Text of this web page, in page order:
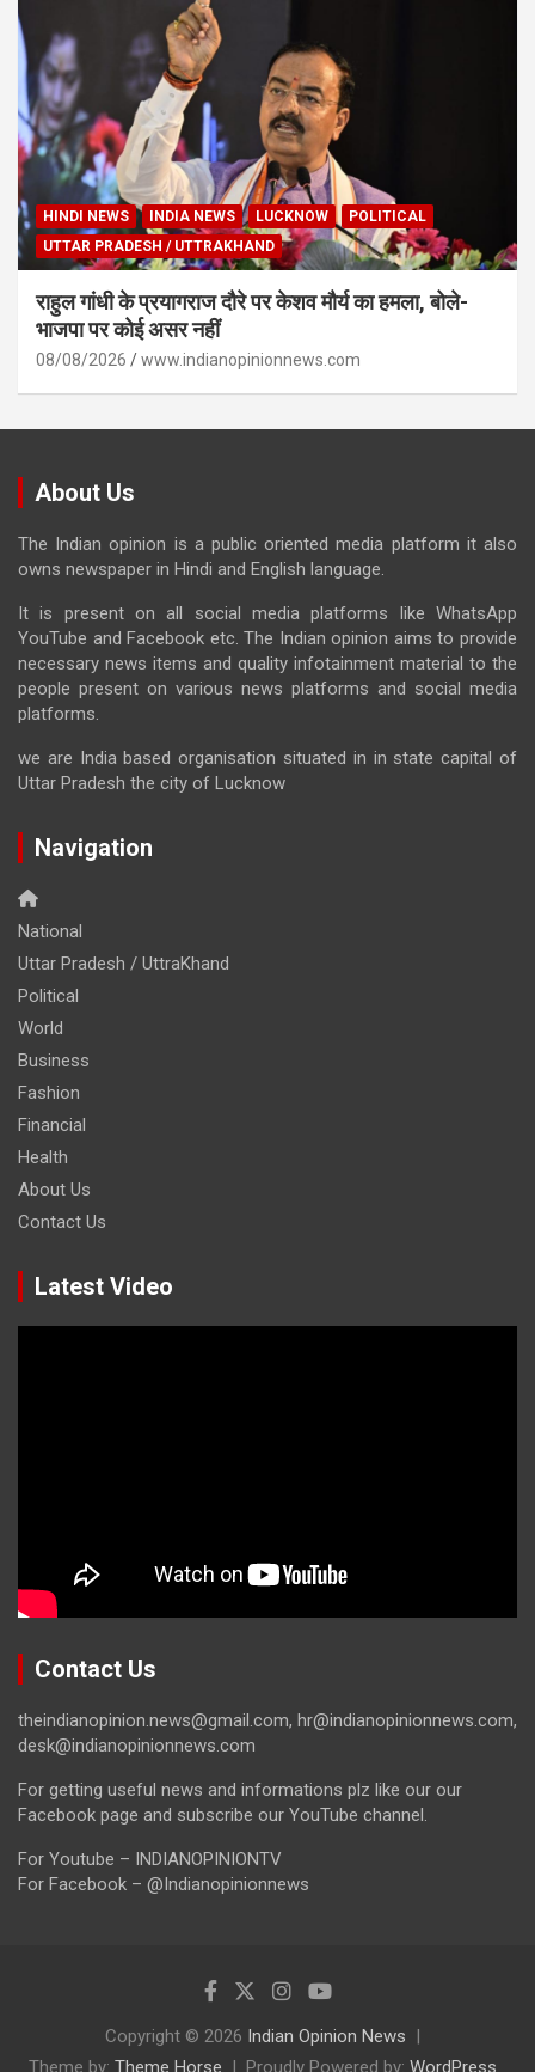
HINDI NEWS INDIA NEWS LUCKNOW
POLITICAL
UTTAR PRADESH / UTTRAKHAND
राहुल गांधी के प्रयागराज दौरे पर केशव मौर्य का हमला, बोले-
भाजपा पर कोई असर नहीं
08/08/2026 www.indianopinionnews.com
About Us
The Indian opinion is a public oriented media platform it also
owns newspaper in Hindi and English language.
It is present on all social media platforms like WhatsApp
YouTube and Facebook etc. The Indian opinion aims to provide
necessary news items and quality infotainment material to the
people present on various news platforms and social media
platforms.
we are India based organisation situated in in state capital of
Uttar Pradesh the city of Lucknow
Navigation
National
Uttar Pradesh / UttraKhand
Political
World
Business
Fashion
Financial
Health
About Us
Contact Us
Latest Video
Contact Us
theindianopinion.news@gmail.com, hr@indianopinionnews.com,
desk@indianopinionnews.com
For getting useful news and informations plz like our our
Facebook page and subscribe our YouTube channel.
For Youtube – INDIANOPINIONTV
For Facebook – @Indianopinionnews
Copyright © 2026 Indian Opinion News
Theme by: Theme Horse Proudly Powered by: WordPress